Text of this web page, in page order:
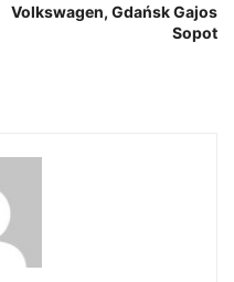
Volkswagen, Gdańsk Gajos
Sopot